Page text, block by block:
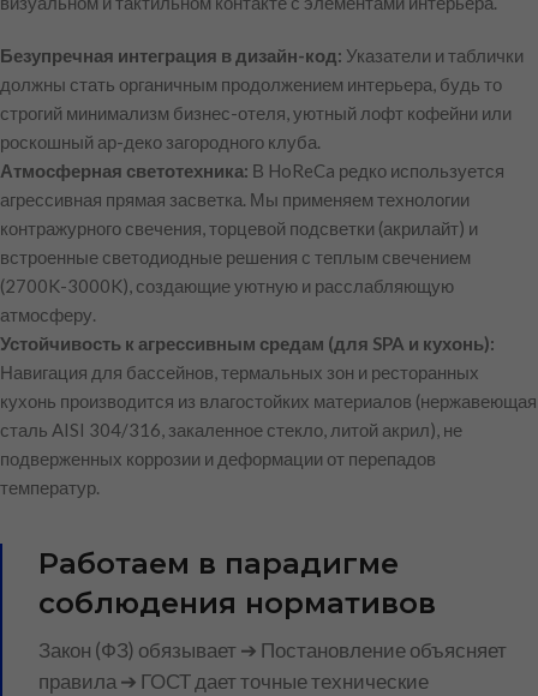
Безупречная интеграция в дизайн-код: Указатели и таблички
должны стать органичным продолжением интерьера, будь то
строгий минимализм бизнес-отеля, уютный лофт кофейни или
роскошный ар-деко загородного клуба.
Атмосферная светотехника: В HoReCa редко используется
агрессивная прямая засветка. Мы применяем технологии
контражурного свечения, торцевой подсветки (акрилайт) и
встроенные светодиодные решения с теплым свечением
(2700K-3000K), создающие уютную и расслабляющую
атмосферу.
Устойчивость к агрессивным средам (для SPA и кухонь):
Навигация для бассейнов, термальных зон и ресторанных
кухонь производится из влагостойких материалов (нержавеющая
сталь AISI 304/316, закаленное стекло, литой акрил), не
подверженных коррозии и деформации от перепадов
температур.
Работаем в парадигме
соблюдения нормативов
Закон (ФЗ) обязывает ➔ Постановление объясняет
правила ➔ ГОСТ дает точные технические